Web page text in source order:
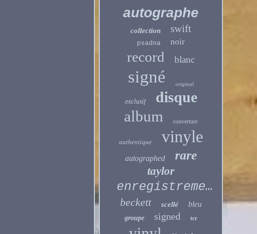
autographe
collection swift
psadna noir
record blanc
signé original
exclusif disque
album couverture
authentique vinyle
autographed rare
taylor
enregistrement
beckett scellé bleu
groupe signed tcr